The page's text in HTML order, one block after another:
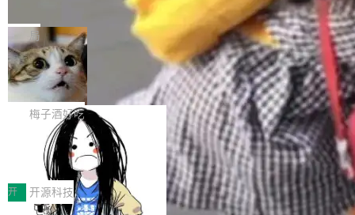
级应用，企业在规模化落地过程中，对安全性、
可控性和代码质量提出了更高要求。 首先是数据
安全与合规要求。对于大多数普通研发场景，公
有云模型能够满足快速试用和效率提升的需求。
但对于金融、能源、医疗等对数据安全要求较...
AI算力网关（AI创新平台）成功入选！ 随着各行
各业的Agent走向规模化建设，算力构成形态逐
渐丰富，用户关注的重点也在发生变化：不只是
让AI用起来，还要进一步看清混合算力时代下，
Token花在哪里、算力是否被充分利用，以及持
续增长的AI成本该如何优化。 深信服AI算力网关
正是围绕这些实际问题，从Token治理和成本治
理两个方面，让用户的每一份算力都看得清、管
得住、用得稳、省得下、更安全！ 一、从现在开
始，Token使用一目...
束，一个实验室的开始
Google 员工编号 20。MapReduce 作者之一。
Bigtable 作者之一。TensorFlow 的作者之一。
Gemini 的架构师。Google 首席科学家。 Jeff D
ean 在 Google 工作了 27 年后，宣布离职。 他
不是一个人走。一同离开的还有 Sanjay Ghema
wat（Google 员工编号 23，Jeff Dean 二十多
年的编程搭档，MapReduce 和 Bigtable 的共同
作者）、Quoc Le（Google 大脑核心成员，Se
q2Seq 和 DocAI 的共同发明人）以及 Oriol Vin
yals（Gemini 联合负责人，AlphaSta...
局
🔥 SolonCode v2026.8.4 发布：界面
字体可调、22 种语言、记忆搜索增强
打开终端就能上岗的全中文编码智能体，这一轮
把「看得清、用母语、记得住」三件事一次补
齐。 SolonCode 是什么 SolonCode 是杭州无
耳科技研发的企业级终端编码智能体——一位全
中文驱动的数字员工，自主理解需求、规划步
骤、编写代码。不挑模型、不挑平台，curl 一行
装完即用。 开源地址：Gitee · GitCode · GitHu
梅子酒好吃
让“代码语义理解”深度释放AI Coding
价值潜能：华为云码道（CodeArts）
代码仓技术解析
一、代码仓深度理解技术的作用与价值 在软件工
程实践中，代码仓是企业核心知识资产的主要载
体。企业级代码仓库通常包含数十万乃至数百万
开 开源科技